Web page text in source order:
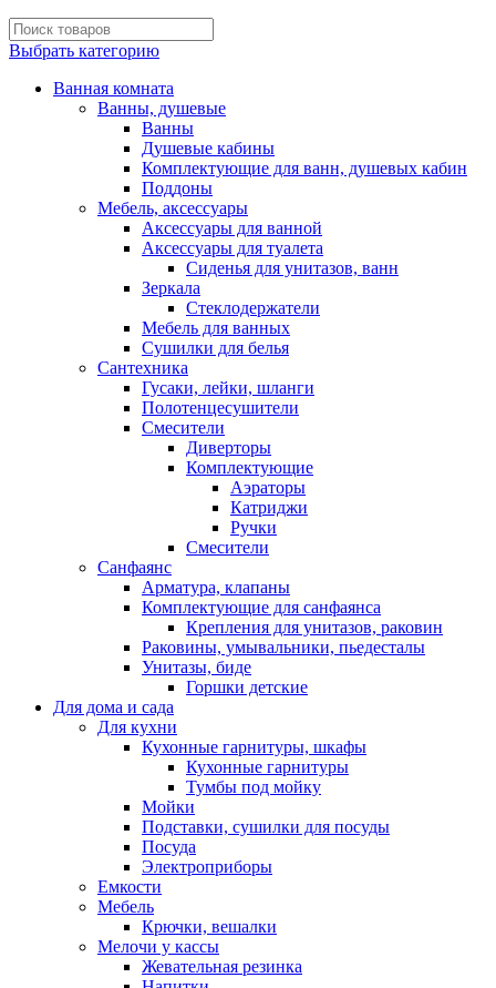
Выбрать категорию
Ванная комната
Ванны, душевые
Ванны
Душевые кабины
Комплектующие для ванн, душевых кабин
Поддоны
Мебель, аксессуары
Аксессуары для ванной
Аксессуары для туалета
Сиденья для унитазов, ванн
Зеркала
Стеклодержатели
Мебель для ванных
Сушилки для белья
Сантехника
Гусаки, лейки, шланги
Полотенцесушители
Смесители
Диверторы
Комплектующие
Аэраторы
Катриджи
Ручки
Смесители
Санфаянс
Арматура, клапаны
Комплектующие для санфаянса
Крепления для унитазов, раковин
Раковины, умывальники, пьедесталы
Унитазы, биде
Горшки детские
Для дома и сада
Для кухни
Кухонные гарнитуры, шкафы
Кухонные гарнитуры
Тумбы под мойку
Мойки
Подставки, сушилки для посуды
Посуда
Электроприборы
Емкости
Мебель
Крючки, вешалки
Мелочи у кассы
Жевательная резинка